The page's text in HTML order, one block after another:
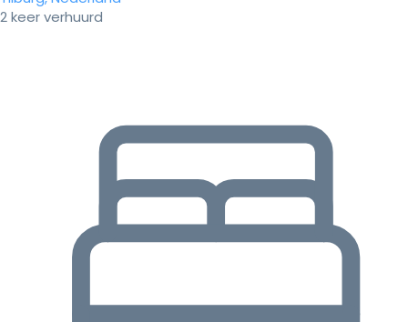
2 keer verhuurd